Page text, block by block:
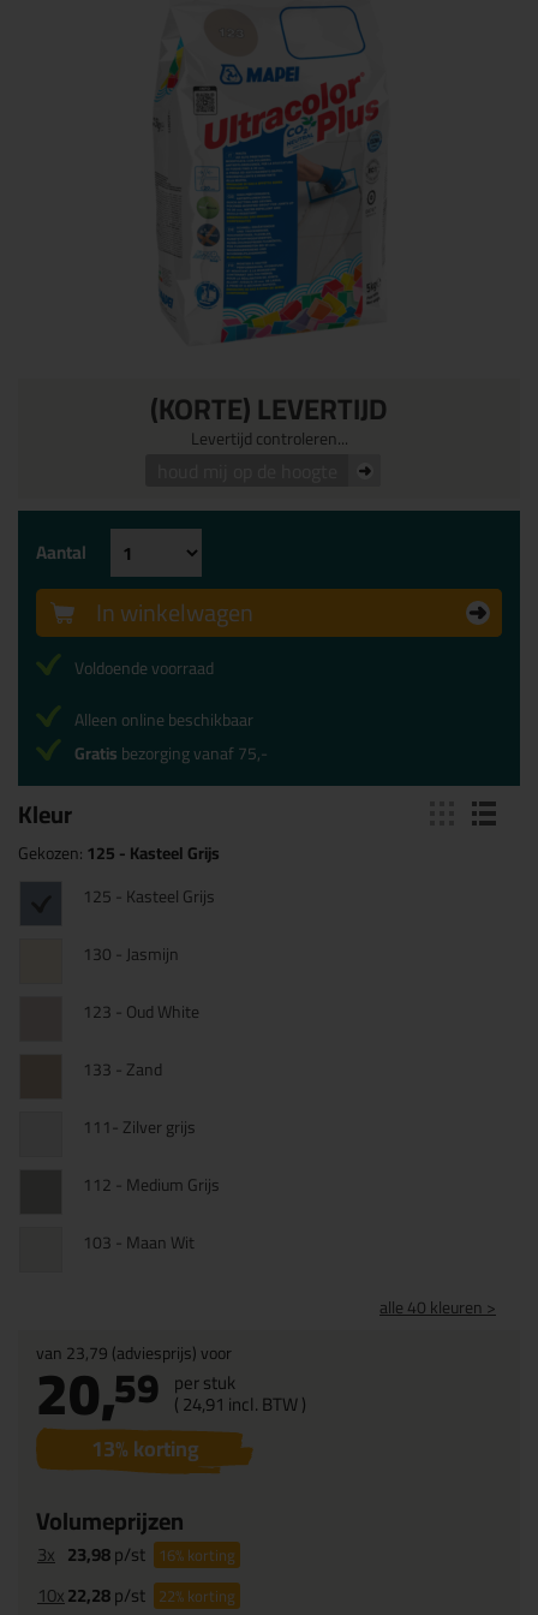
(KORTE) LEVERTIJD
Levertijd controleren...
Kleur
Gekozen:125 - Kasteel Grijs
125 - Kasteel Grijs
130 - Jasmijn
123 - Oud White
133 - Zand
111- Zilver grijs
112 - Medium Grijs
103 - Maan Wit
alle 40 kleuren >
van23,79(adviesprijs) voor
20,59 per stuk
(24,91 incl. BTW )
13% korting
Volumeprijzen
3x 23,98p/st 16%korting
10x22,28p/st 22%korting
Aantal
In winkelwagen
Voldoende voorraad
Alleen online beschikbaar
Gratisbezorging vanaf 75,-